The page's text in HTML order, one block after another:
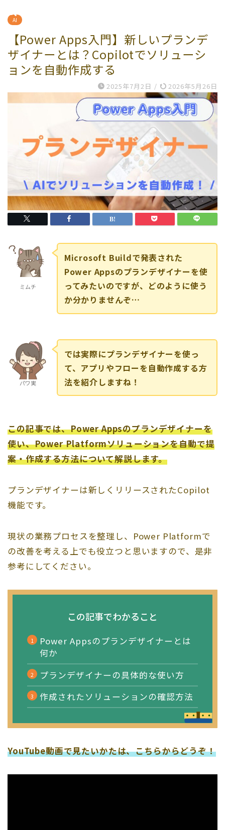
AI
【Power Apps入門】新しいプランデ
ザイナーとは？Copilotでソリューシ
ョンを自動作成する
2025年7月2日 / 2026年5月26日
ミムチ
Microsoft Buildで発表された
Power Appsのプランデザイナーを使
ってみたいのですが、どのように使う
か分かりませんぞ…
パワ実
では実際にプランデザイナーを使っ
て、アプリやフローを自動作成する方
法を紹介しますね！
この記事では、Power Appsのプランデザイナーを
使い、Power Platformソリューションを自動で提
案・作成する方法について解説します。
プランデザイナーは新しくリリースされたCopilot
機能です。
現状の業務プロセスを整理し、Power Platformで
の改善を考える上でも役立つと思いますので、是非
参考にしてください。
この記事でわかること
Power Appsのプランデザイナーとは
何か
プランデザイナーの具体的な使い方
作成されたソリューションの確認方法
YouTube動画で見たいかたは、こちらからどうぞ！